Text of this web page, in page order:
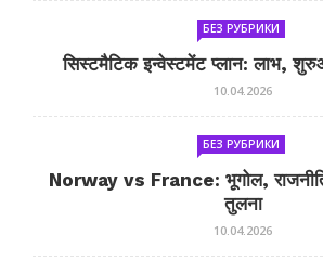
БЕЗ РУБРИКИ
सिस्टमैटिक इन्वेस्टमेंट प्लान: लाभ,
10.04.2026
БЕЗ РУБРИКИ
Norway vs France: भूगोल,
तुलना
10.04.2026